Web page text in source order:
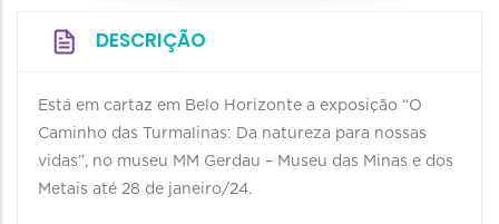
DESCRIÇÃO
Está em cartaz em Belo Horizonte a exposição “O
Caminho das Turmalinas: Da natureza para nossas
vidas”, no museu MM Gerdau – Museu das Minas e dos
Metais até 28 de janeiro/24.